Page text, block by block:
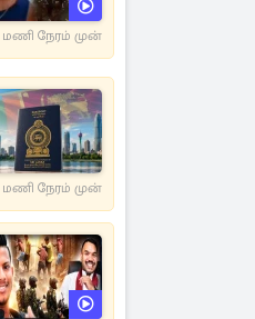
மணி நேரம் முன்
மணி நேரம் முன்